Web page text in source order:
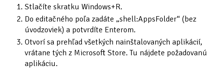
Stlačíte skratku Windows+R.
Do editačného poľa zadáte „shell:AppsFolder“ (bez
úvodzoviek) a potvrdíte Enterom.
Otvorí sa prehľad všetkých nainštalovaných aplikácií,
vrátane tých z Microsoft Store. Tu nájdete požadovanú
aplikáciu.